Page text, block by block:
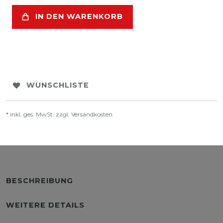
IN DEN WARENKORB
WUNSCHLISTE
* inkl. ges. MwSt. zzgl. Versandkosten
BESCHREIBUNG
WEITERE DETAILS